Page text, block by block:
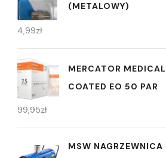
(METALOWY)
4,99zł
MERCATOR
COATED EO 50 PAR
99,95zł
MSW